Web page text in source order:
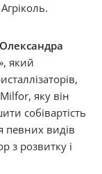
Олександра
який
яку він
собівартість
певних видів
з розвитку і